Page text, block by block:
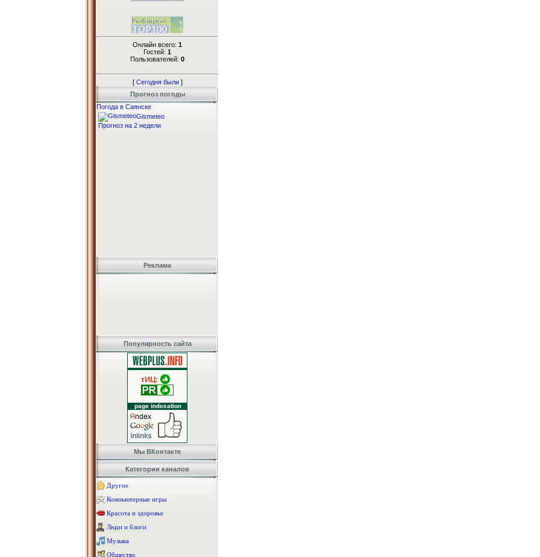
Онлайн всего: 1
Гостей: 1
Пользователей: 0
[ Сегодня были]
Прогноз погоды
Погода в Саянске
Gismeteo
Прогноз на 2 недели
Реклама
Популярность сайта
Мы ВКонтакте
Категории каналов
Другое
Компьютерные игры
Красота и здоровье
Люди и блоги
Музыка
Общество